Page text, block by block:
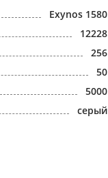
Exynos 1580
12228
256
50
5000
серый